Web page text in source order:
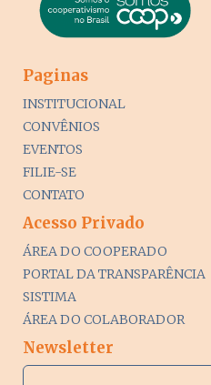
Paginas
INSTITUCIONAL
CONVÊNIOS
EVENTOS
FILIE-SE
CONTATO
Acesso Privado
ÁREA DO COOPERADO
PORTAL DA TRANSPARÊNCIA
SISTIMA
ÁREA DO COLABORADOR
Newsletter